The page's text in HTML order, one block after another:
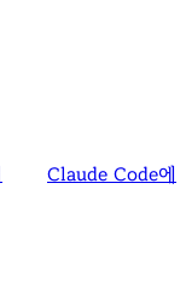
Claude Code에